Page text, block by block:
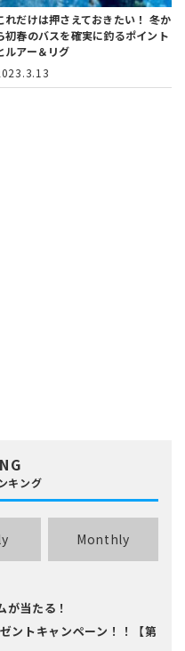
れだけは押さえておきたい！ 冬か
初春のバスを確実に釣るポイント
ルアー＆リグ
キング
Monthly
が当たる！
ントキャンペーン！！【第